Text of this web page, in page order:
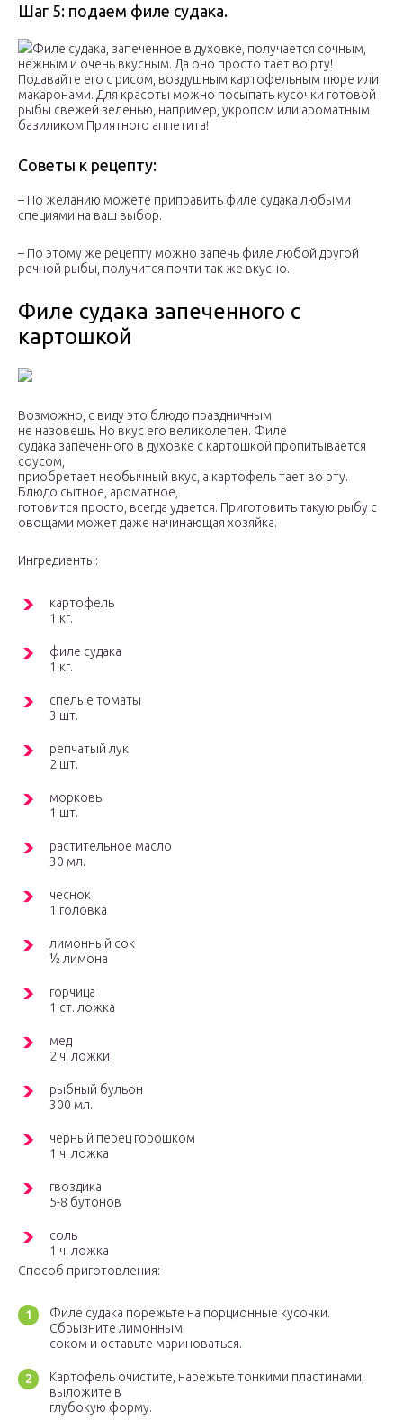
Шаг 5: подаем филе судака.
Филе судака, запеченное в духовке, получается сочным,
нежным и очень вкусным. Да оно просто тает во рту!
Подавайте его с рисом, воздушным картофельным пюре или
макаронами. Для красоты можно посыпать кусочки готовой
рыбы свежей зеленью, например, укропом или ароматным
базиликом.Приятного аппетита!
Советы к рецепту:
– По желанию можете приправить филе судака любыми
специями на ваш выбор.
– По этому же рецепту можно запечь филе любой другой
речной рыбы, получится почти так же вкусно.
Филе судака запеченного с
картошкой
Возможно, с виду это блюдо праздничным
не назовешь. Но вкус его великолепен. Филе
судака запеченного в духовке с картошкой пропитывается
соусом,
приобретает необычный вкус, а картофель тает во рту.
Блюдо сытное, ароматное,
готовится просто, всегда удается. Приготовить такую рыбу с
овощами может даже начинающая хозяйка.
Ингредиенты:
картофель
1 кг.
филе судака
1 кг.
спелые томаты
3 шт.
репчатый лук
2 шт.
морковь
1 шт.
растительное масло
30 мл.
чеснок
1 головка
лимонный сок
½ лимона
горчица
1 ст. ложка
мед
2 ч. ложки
рыбный бульон
300 мл.
черный перец горошком
1 ч. ложка
гвоздика
5-8 бутонов
соль
1 ч. ложка
Способ приготовления:
Филе судака порежьте на порционные кусочки.
Сбрызните лимонным
соком и оставьте мариноваться.
Картофель очистите, нарежьте тонкими пластинами,
выложите в
глубокую форму.